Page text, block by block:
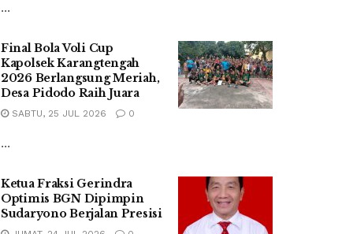
...
Final Bola Voli Cup
Kapolsek Karangtengah
2026 Berlangsung Meriah,
Desa Pidodo Raih Juara
SABTU, 25 JUL 2026 0
...
Ketua Fraksi Gerindra
Optimis BGN Dipimpin
Sudaryono Berjalan Presisi